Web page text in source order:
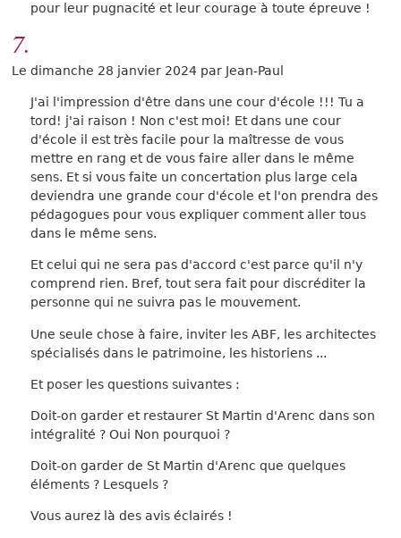
pour leur pugnacité et leur courage à toute épreuve !
7.
Le dimanche 28 janvier 2024 par Jean-Paul
J'ai l'impression d'être dans une cour d'école !!! Tu a
tord! j'ai raison ! Non c'est moi! Et dans une cour
d'école il est très facile pour la maîtresse de vous
mettre en rang et de vous faire aller dans le même
sens. Et si vous faite un concertation plus large cela
deviendra une grande cour d'école et l'on prendra des
pédagogues pour vous expliquer comment aller tous
dans le même sens.
Et celui qui ne sera pas d'accord c'est parce qu'il n'y
comprend rien. Bref, tout sera fait pour discréditer la
personne qui ne suivra pas le mouvement.
Une seule chose à faire, inviter les ABF, les architectes
spécialisés dans le patrimoine, les historiens ...
Et poser les questions suivantes :
Doit-on garder et restaurer St Martin d'Arenc dans son
intégralité ? Oui Non pourquoi ?
Doit-on garder de St Martin d'Arenc que quelques
éléments ? Lesquels ?
Vous aurez là des avis éclairés !